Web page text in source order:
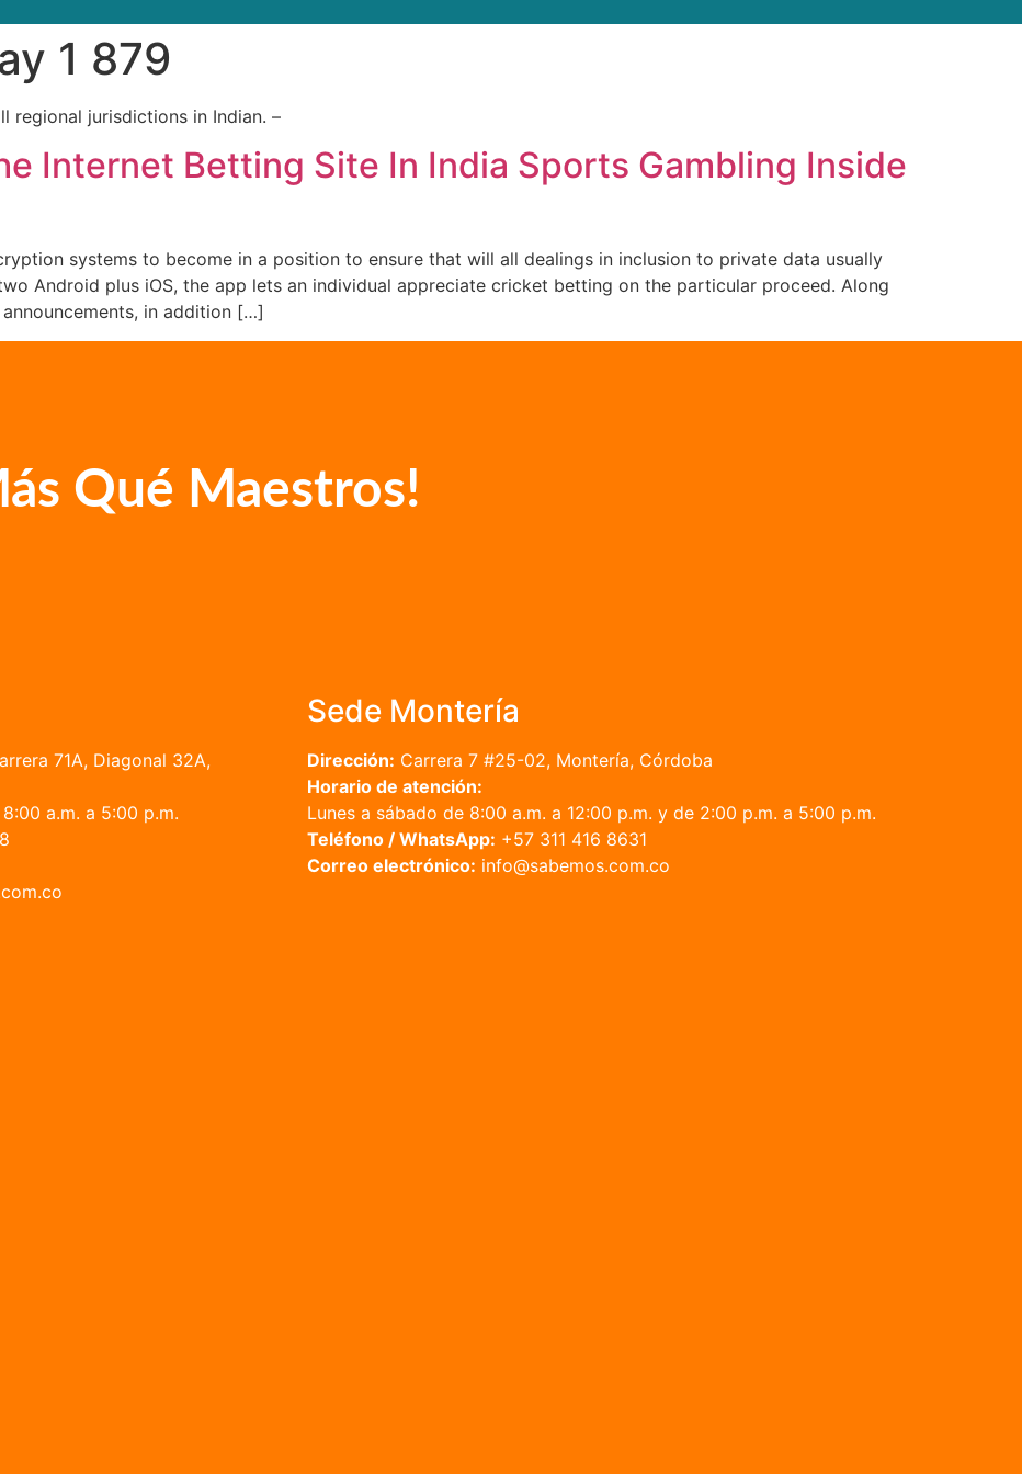
1 879
regional jurisdictions in Indian. –
Internet Betting Site In India Sports Gambling Inside
systems to become in a position to ensure that will all dealings in inclusion to private data usually
Android plus iOS, the app lets an individual appreciate cricket betting on the particular proceed. Along
in addition […]
Qué Maestros!
71A, Diagonal 32A,
a.m. a 5:00 p.m.
Sede Montería
Dirección: Carrera 7 #25-02, Montería, Córdoba
Horario de atención:
Lunes a sábado de 8:00 a.m. a 12:00 p.m. y de 2:00 p.m. a 5:00 p.m.
Teléfono / WhatsApp: +57 311 416 8631
Correo electrónico: info@sabemos.com.co